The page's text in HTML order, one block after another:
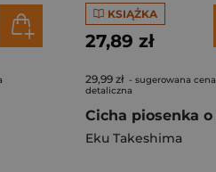
KSIĄŻKA
27,89 zł
29,99 zł - sugerowana cena
detaliczna
Eku Takeshima